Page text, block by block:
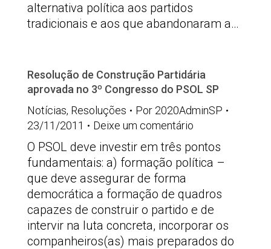
alternativa política aos partidos
tradicionais e aos que abandonaram a…
Resolução de Construção Partidária
aprovada no 3º Congresso do PSOL SP
Notícias, Resoluções Por 2020AdminSP
23/11/2011
Deixe um comentário
O PSOL deve investir em três pontos
fundamentais: a) formação política –
que deve assegurar de forma
democrática a formação de quadros
capazes de construir o partido e de
intervir na luta concreta, incorporar os
companheiros(as) mais preparados do